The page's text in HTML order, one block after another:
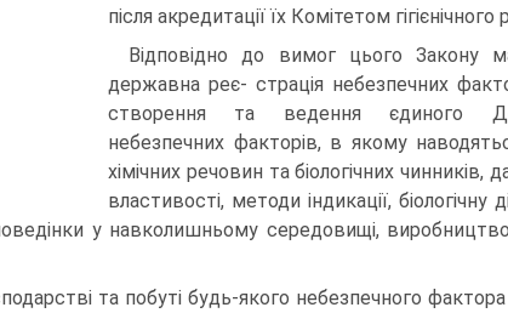
після акредитації їх Комітетом
Відповідно до вимог цього Закону
державна реє- страція небезпечних
створення та ведення єдиного
небезпечних факторів, в якому
хімічних речовин та біологічних чинників,
властивості, методи індикації, біологічну
у навколишньому середовищі, виробництво,
та побуті будь-якого небезпечного фактора